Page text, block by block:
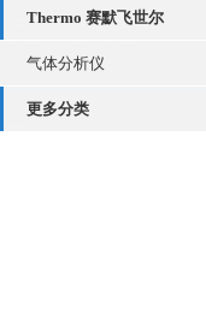
Thermo 赛默飞世尔
气体分析仪
更多分类